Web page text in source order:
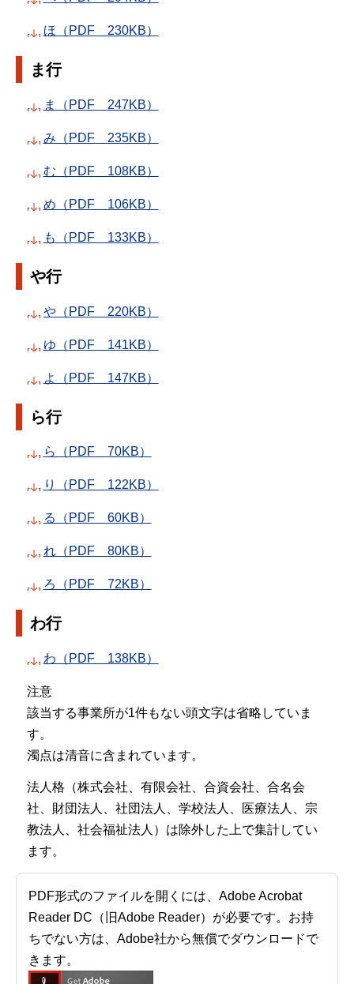
ほ（PDF 230KB）
ま行
ま（PDF 247KB）
み（PDF 235KB）
む（PDF 108KB）
め（PDF 106KB）
も（PDF 133KB）
や行
や（PDF 220KB）
ゆ（PDF 141KB）
よ（PDF 147KB）
ら行
ら（PDF 70KB）
り（PDF 122KB）
る（PDF 60KB）
れ（PDF 80KB）
ろ（PDF 72KB）
わ行
わ（PDF 138KB）
注意
該当する事業所が1件もない頭文字は省略していま
す。
濁点は清音に含まれています。
法人格（株式会社、有限会社、合資会社、合名会
社、財団法人、社団法人、学校法人、医療法人、宗
教法人、社会福祉法人）は除外した上で集計してい
ます。
PDF形式のファイルを開くには、Adobe Acrobat
Reader DC（旧Adobe Reader）が必要です。お持
ちでない方は、Adobe社から無償でダウンロードで
きます。